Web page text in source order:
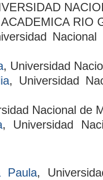
RIO
, Universidad
, Universidad
Nacional de
, Universidad
Paula,